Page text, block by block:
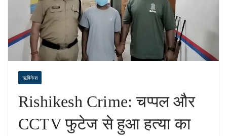
ऋषिकेश
Rishikesh Crime: चप्पल और
CCTV फुटेज से हुआ हत्या का